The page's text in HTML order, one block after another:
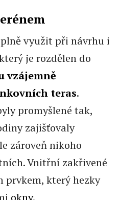
využit při návrhu i
je rozdělen do
vzájemně
teras.
promyšlené tak,
zajišťovaly
zároveň nikoho
Vnitřní zakřivené
prvkem, který hezky